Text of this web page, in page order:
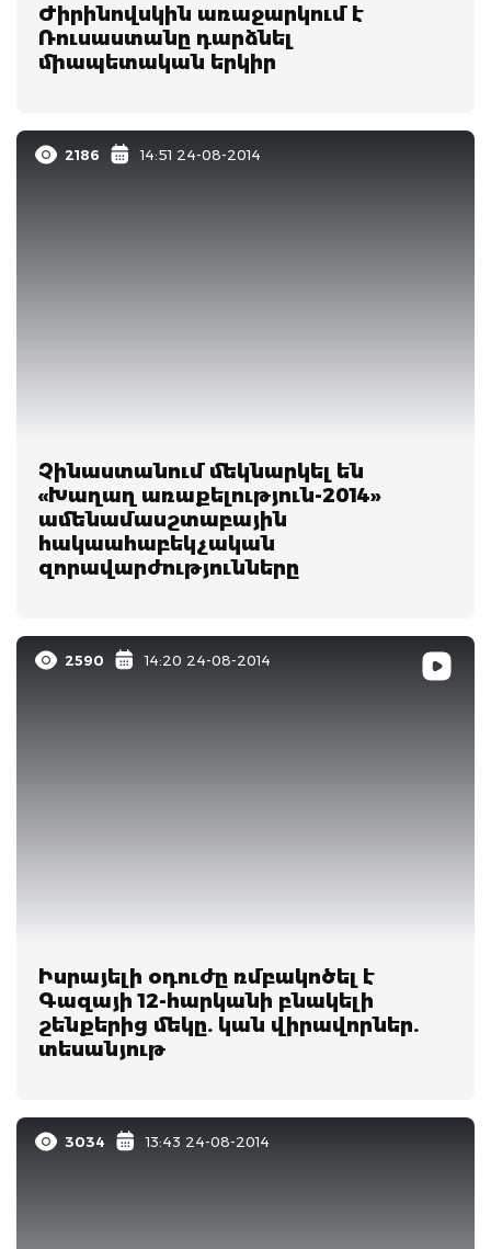
Ժիրինովսկին առաջարկում է
Ռուսաստանը դարձնել
միապետական երկիր
2186 14:51 24-08-2014
Չինաստանում մեկնարկել են
«Խաղաղ առաքելություն-2014»
ամենամասշտաբային
հակաահաբեկչական
զորավարժությունները
2590 14:20 24-08-2014
Իսրայելի օդուժը ռմբակոծել է
Գազայի 12-հարկանի բնակելի
շենքերից մեկը. կան վիրավորներ.
տեսանյութ
3034 13:43 24-08-2014